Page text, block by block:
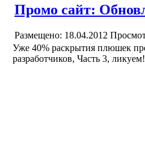
Промо сайт:
Размещено: 18.04.2012
Уже 40% раскрытия плюшек
разработчиков, Часть 3, ликуем!